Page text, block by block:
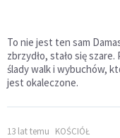
To nie jest ten sam
zbrzydło, stało się
ślady walk i wybuchów,
jest okaleczone.
13 lat temu KOŚCIÓŁ